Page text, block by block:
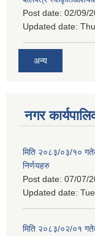
Post date: 02/09/
Updated date:
अन्य
नगर
मिति २०८३/०३/१०
निर्णयहरु
Post date: 07/07/
Updated date:
मिति २०८३/०२/०१